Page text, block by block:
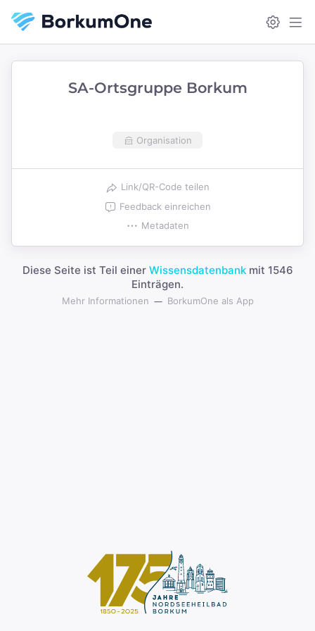
SA-Ortsgruppe Borkum
Organisation
Link/QR-Code teilen
Feedback einreichen
Metadaten
Diese Seite ist Teil einer Wissensdatenbankmit 1546
Einträgen.
Mehr Informationen BorkumOne als App